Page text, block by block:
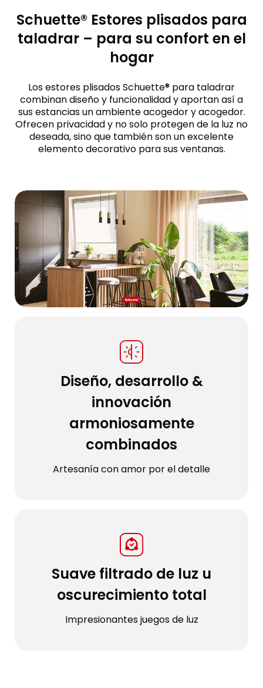
Schuette® Estores plisados para
taladrar – para su confort en el
hogar
Los estores plisados Schuette® para taladrar
combinan diseño y funcionalidad y aportan así a
sus estancias un ambiente acogedor y acogedor.
Ofrecen privacidad y no solo protegen de la luz no
deseada, sino que también son un excelente
elemento decorativo para sus ventanas.
Diseño, desarrollo &
innovación
armoniosamente
combinados
Artesanía con amor por el detalle
Suave filtrado de luz u
oscurecimiento total
Impresionantes juegos de luz